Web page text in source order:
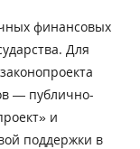
финансовых
Для
— публично-
и
поддержки в